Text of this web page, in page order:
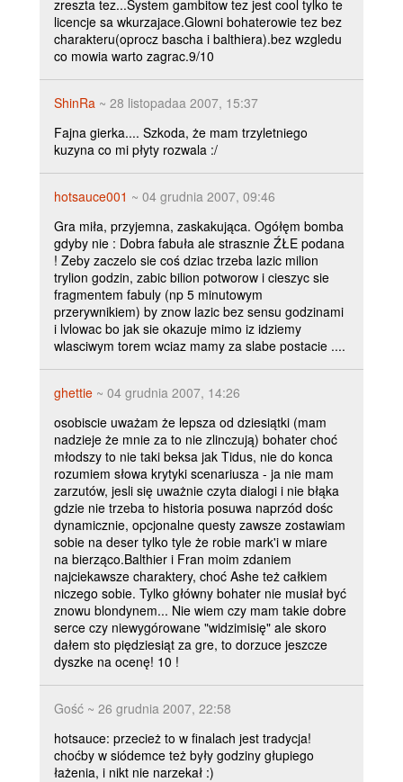
zreszta tez...System gambitow tez jest cool tylko te
licencje sa wkurzajace.Glowni bohaterowie tez bez
charakteru(oprocz bascha i balthiera).bez wzgledu
co mowia warto zagrac.9/10
ShinRa ~ 28 listopadaa 2007, 15:37
Fajna gierka.... Szkoda, że mam trzyletniego
kuzyna co mi płyty rozwala :/
hotsauce001 ~ 04 grudnia 2007, 09:46
Gra miła, przyjemna, zaskakująca. Ogółęm bomba
gdyby nie : Dobra fabuła ale strasznie ŹŁE podana
! Zeby zaczelo sie coś dziac trzeba lazic milion
trylion godzin, zabic bilion potworow i cieszyc sie
fragmentem fabuly (np 5 minutowym
przerywnikiem) by znow lazic bez sensu godzinami
i lvlowac bo jak sie okazuje mimo iz idziemy
wlasciwym torem wciaz mamy za slabe postacie ....
ghettie ~ 04 grudnia 2007, 14:26
osobiscie uważam że lepsza od dziesiątki (mam
nadzieje że mnie za to nie zlinczują) bohater choć
młodszy to nie taki beksa jak Tidus, nie do konca
rozumiem słowa krytyki scenariusza - ja nie mam
zarzutów, jesli się uważnie czyta dialogi i nie błąka
gdzie nie trzeba to historia posuwa naprzód dośc
dynamicznie, opcjonalne questy zawsze zostawiam
sobie na deser tylko tyle że robie mark'i w miare
na bierząco.Balthier i Fran moim zdaniem
najciekawsze charaktery, choć Ashe też całkiem
niczego sobie. Tylko główny bohater nie musiał być
znowu blondynem... Nie wiem czy mam takie dobre
serce czy niewygórowane "widzimisię" ale skoro
dałem sto piędziesiąt za gre, to dorzuce jeszcze
dyszke na ocenę! 10 !
Gość ~ 26 grudnia 2007, 22:58
hotsauce: przecież to w finalach jest tradycja!
choćby w siódemce też były godziny głupiego
łażenia, i nikt nie narzekał :)